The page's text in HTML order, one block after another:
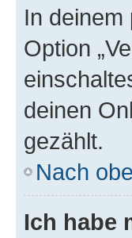
In deinem
Option
deinen
gezählt.
Nach
Ich habe